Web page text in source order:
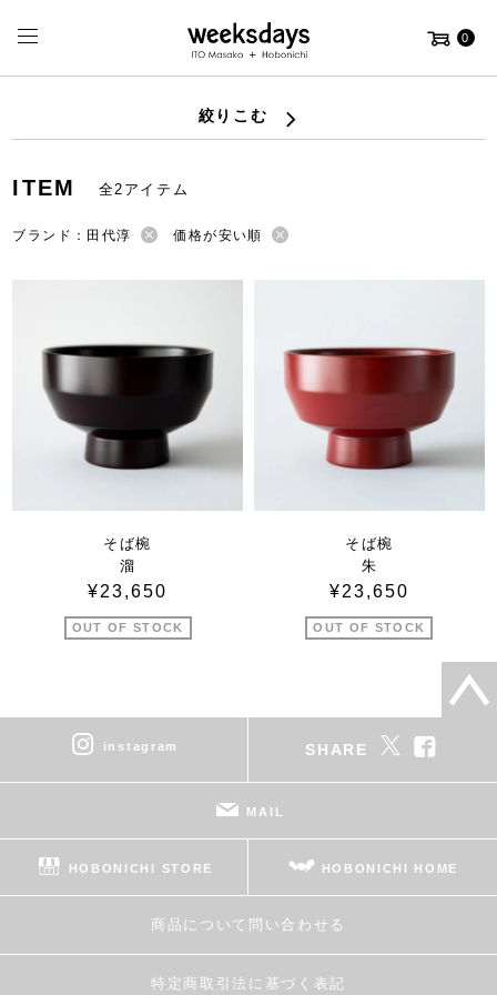
0
絞りこむ
ITEM 全2アイテム
ブランド：田代淳 価格が安い順
そば椀
溜
¥23,650
OUT OF STOCK
そば椀
朱
¥23,650
OUT OF STOCK
instagram SHARE
MAIL
HOBONICHI STORE HOBONICHI HOME
商品について問い合わせる
特定商取引法に基づく表記